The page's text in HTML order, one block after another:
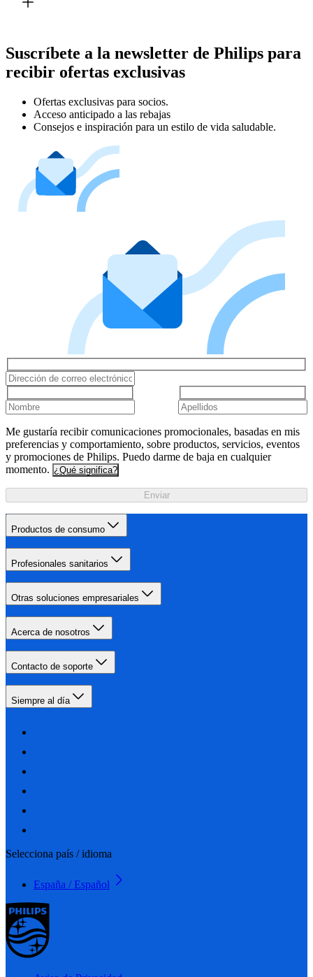
Suscríbete a la newsletter de Philips para
recibir ofertas exclusivas
Ofertas exclusivas para socios.
Acceso anticipado a las rebajas
Consejos e inspiración para un estilo de vida saludable.
Me gustaría recibir comunicaciones promocionales, basadas en mis
preferencias y comportamiento, sobre productos, servicios, eventos
y promociones de Philips. Puedo darme de baja en cualquier
momento. ¿Qué significa?
Enviar
Productos de consumo
Profesionales sanitarios
Otras soluciones empresariales
Acerca de nosotros
Contacto de soporte
Siempre al día
Selecciona país / idioma
España / Español